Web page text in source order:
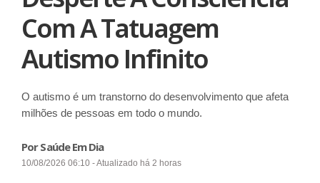
Com A Tatuagem
Autismo Infinito
O autismo é um transtorno do desenvolvimento que afeta
milhões de pessoas em todo o mundo.
Por Saúde Em Dia
10/08/2026 06:10 - Atualizado há 2 horas